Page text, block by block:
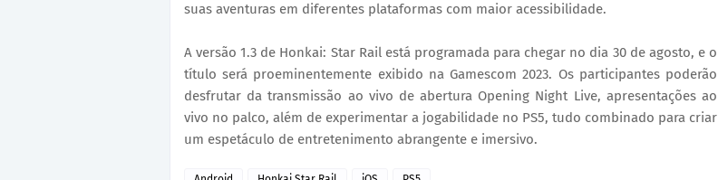
suas aventuras em diferentes plataformas com maior acessibilidade.
A versão 1.3 de Honkai: Star Rail está programada para chegar no dia 30 de agosto, e o
título será proeminentemente exibido na Gamescom 2023. Os participantes poderão
desfrutar da transmissão ao vivo de abertura Opening Night Live, apresentações ao
vivo no palco, além de experimentar a jogabilidade no PS5, tudo combinado para criar
um espetáculo de entretenimento abrangente e imersivo.